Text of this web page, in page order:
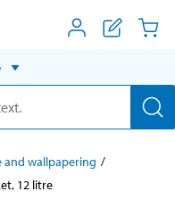
and wallpapering
12 litre